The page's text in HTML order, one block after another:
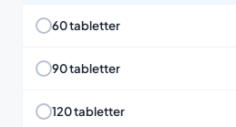
60 tabletter
90 tabletter
120 tabletter